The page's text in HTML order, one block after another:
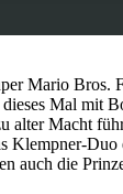
Mario Bros.
Mal mit
alter Macht
Klempner-Duo
auch die